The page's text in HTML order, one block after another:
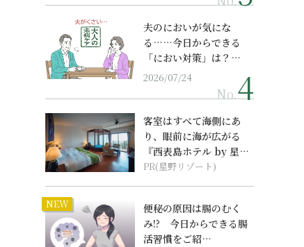
夫のにおいが気にな
る……今日からできる
「におい対策」は？…
2026/07/24
No.
客室はすべて海側にあ
り、眼前に海が広がる
『西表島ホテル by 星野
リゾート』
PR(星野リゾート)
NEW
便秘の原因は腸のむく
み!? 今日からできる腸
活習慣をご紹…